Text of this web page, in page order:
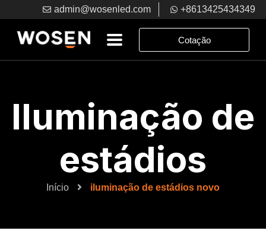
admin@wosenled.com +8613425434349
Cotação
Iluminação de
estádios
Início iluminação de estádios novo